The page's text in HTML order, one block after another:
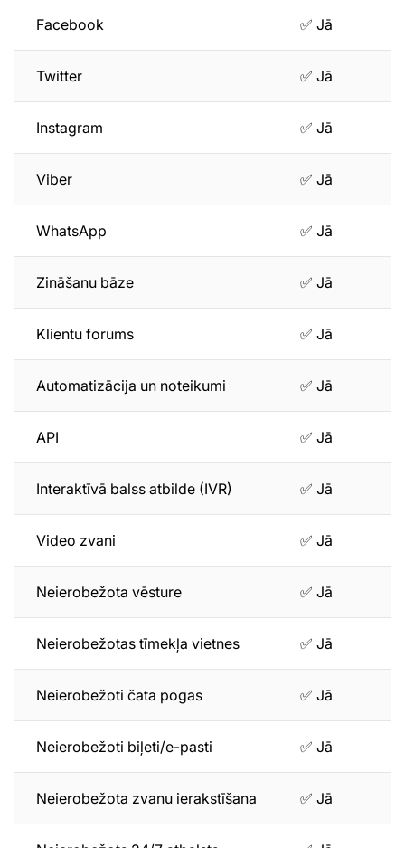
Facebook ✅ Jā
Twitter ✅ Jā
Instagram ✅ Jā
Viber ✅ Jā
WhatsApp ✅ Jā
Zināšanu bāze ✅ Jā
Klientu forums ✅ Jā
Automatizācija un noteikumi ✅ Jā
API ✅ Jā
Interaktīvā balss atbilde (IVR) ✅ Jā
Video zvani ✅ Jā
Neierobežota vēsture ✅ Jā
Neierobežotas tīmekļa vietnes ✅ Jā
Neierobežoti čata pogas ✅ Jā
Neierobežoti biļeti/e-pasti ✅ Jā
Neierobežota zvanu ierakstīšana ✅ Jā